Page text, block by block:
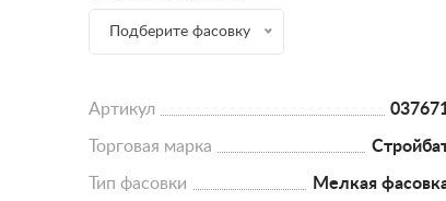
Подберите фасовку
Артикул
Торговая марка
Тип фасовки Мелкая